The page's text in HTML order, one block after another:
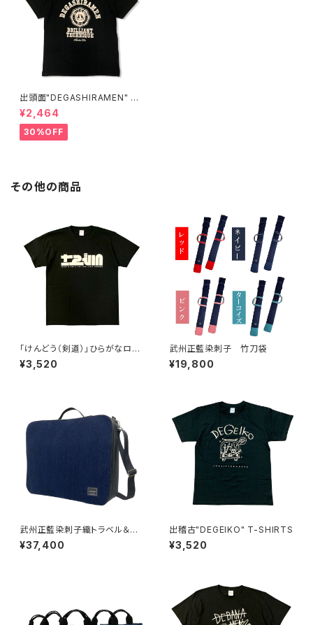
出頭面"DEGASHIRAMEN" T-
SHIRTS
¥2,464
30%OFF
その他の商品
「けんどう（剣道）」ひらがなロゴ
T-SHIRTS
¥3,520
武州正藍染刺子 竹刀袋
¥19,800
武州正藍染刺子織トラベル＆ビ
ジネスバッグ
¥37,400
出稽古"DEGEIKO" T-SHIRTS
¥3,520